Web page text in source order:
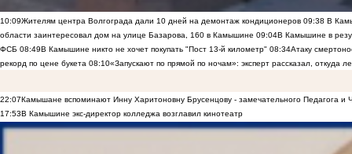
10:09Жителям центра Волгограда дали 10 дней на демонтаж кондиционеров 09:38 В
области заинтересовал дом на улице Базарова, 160 в Камышине 09:04В Камышине в
ФСБ 08:49В Камышине никто не хочет покупать "Пост 13-й километр" 08:34Атаку
рекорд по цене букета 08:10«Запускают по прямой по ночам»: эксперт рассказал, откуда
22:07Камышане вспоминают Инну Харитоновну Брусенцову - замечательного Педагога и
17:53В Камышине экс-директор колледжа возглавил кинотеатр